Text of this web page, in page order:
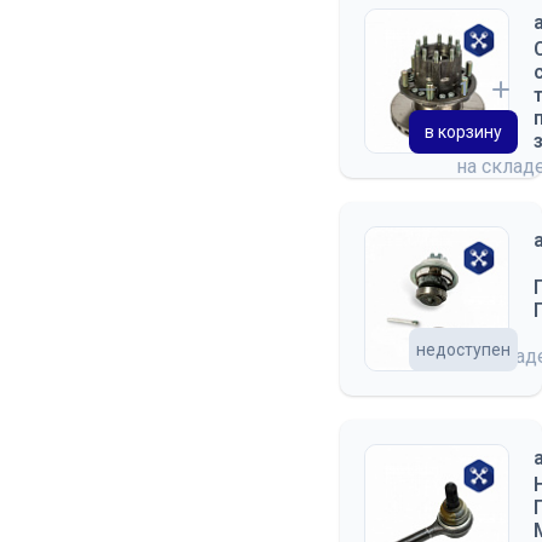
на
в корзину
на
недоступен